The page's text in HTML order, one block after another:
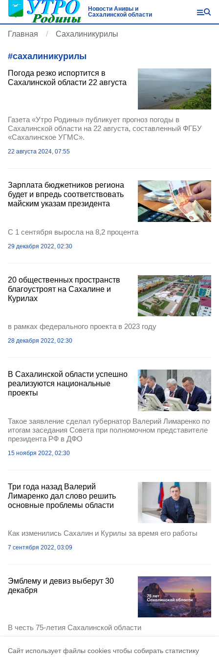
Cайт использует файлы cookies чтобы собирать статистику
Новости Анивы и
Сахалинской области
Главная Сахалиникурилы
#сахалиникурилы
Погода резко испортится в
Сахалинской области 22 августа
Газета «Утро Родины» публикует прогноз погоды в
Сахалинской области на 22 августа, составленный ФГБУ
«Сахалинское УГМС».
22 августа 2024, 07:55
Зарплата бюджетников региона
будет и впредь соответствовать
майским указам президента
С 1 сентября выросла на 8,2 процента
29 декабря 2022, 02:30
20 общественных пространств
благоустроят на Сахалине и
Курилах
в рамках федерального проекта в 2023 году
28 декабря 2022, 02:30
В Сахалинской области успешно
реализуются национальные
проекты
Такое заявление сделал губернатор Валерий Лимаренко по
итогам заседания Совета при полномочном представителе
президента РФ в ДФО
15 ноября 2022, 02:30
Три года назад Валерий
Лимаренко дал слово решить
основные проблемы области
Как изменились Сахалин и Курилы за время его работы
7 сентября 2022, 03:09
Эмблему и девиз выберут 30
декабря
В честь 75-летия Сахалинской области